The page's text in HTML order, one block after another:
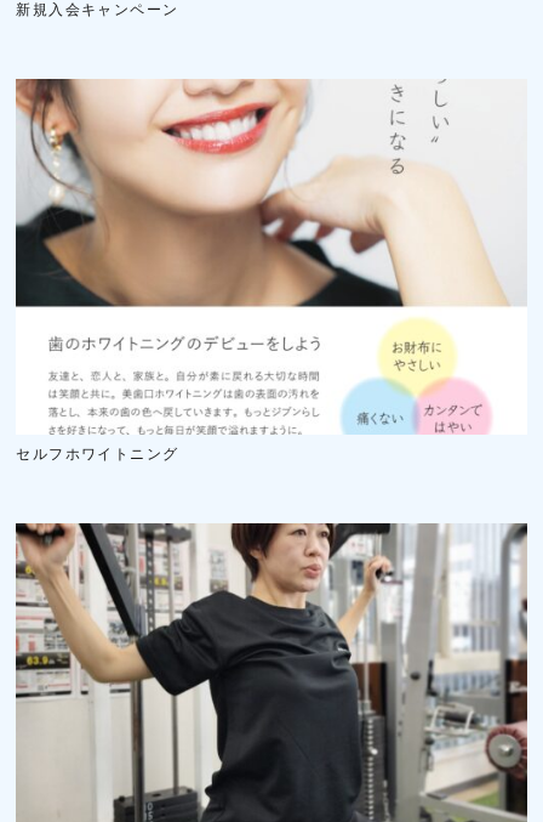
新規入会キャンペーン
セルフホワイトニング